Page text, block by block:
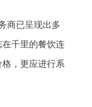
商已呈现出多
千里的餐饮连
，更应进行系